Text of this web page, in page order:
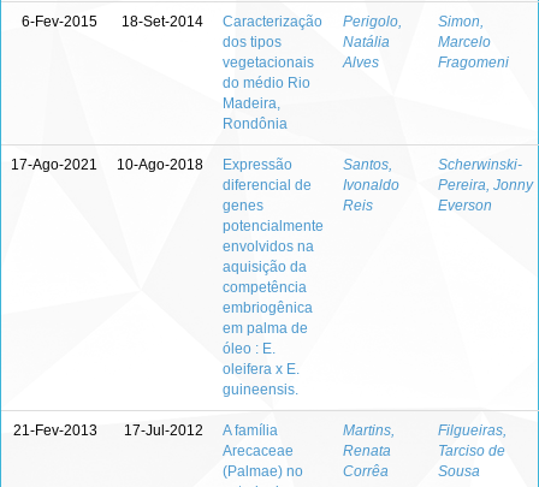
6-Fev-2015 18-Set-2014
Caracterização
dos tipos
vegetacionais
do médio Rio
Madeira,
Rondônia
Perigolo,
Natália
Alves
Simon,
Marcelo
Fragomeni
17-Ago-2021 10-Ago-2018
Expressão
diferencial de
genes
potencialmente
envolvidos na
aquisição da
competência
embriogênica
em palma de
óleo : E.
oleifera x E.
guineensis.
Santos,
Ivonaldo
Reis
Scherwinski-
Pereira, Jonny
Everson
21-Fev-2013 17-Jul-2012
A família
Arecaceae
(Palmae) no
Martins,
Renata
Corrêa
Filgueiras,
Tarciso de
Sousa